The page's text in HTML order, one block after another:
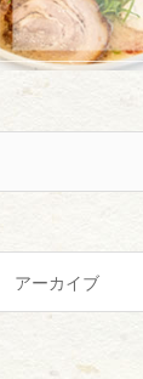
アーカイブ